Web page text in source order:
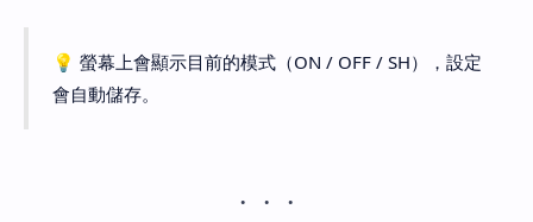
💡 螢幕上會顯示目前的模式（ON / OFF / SH），設定
會自動儲存。